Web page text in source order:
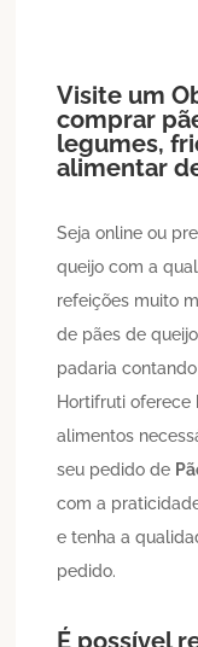
Visite um
comprar
legumes,
alimentar
Seja online ou
queijo com a
refeições muito
de pães de
padaria
Hortifruti oferece
alimentos
seu pedido de
com a
e tenha a
pedido.
É possível